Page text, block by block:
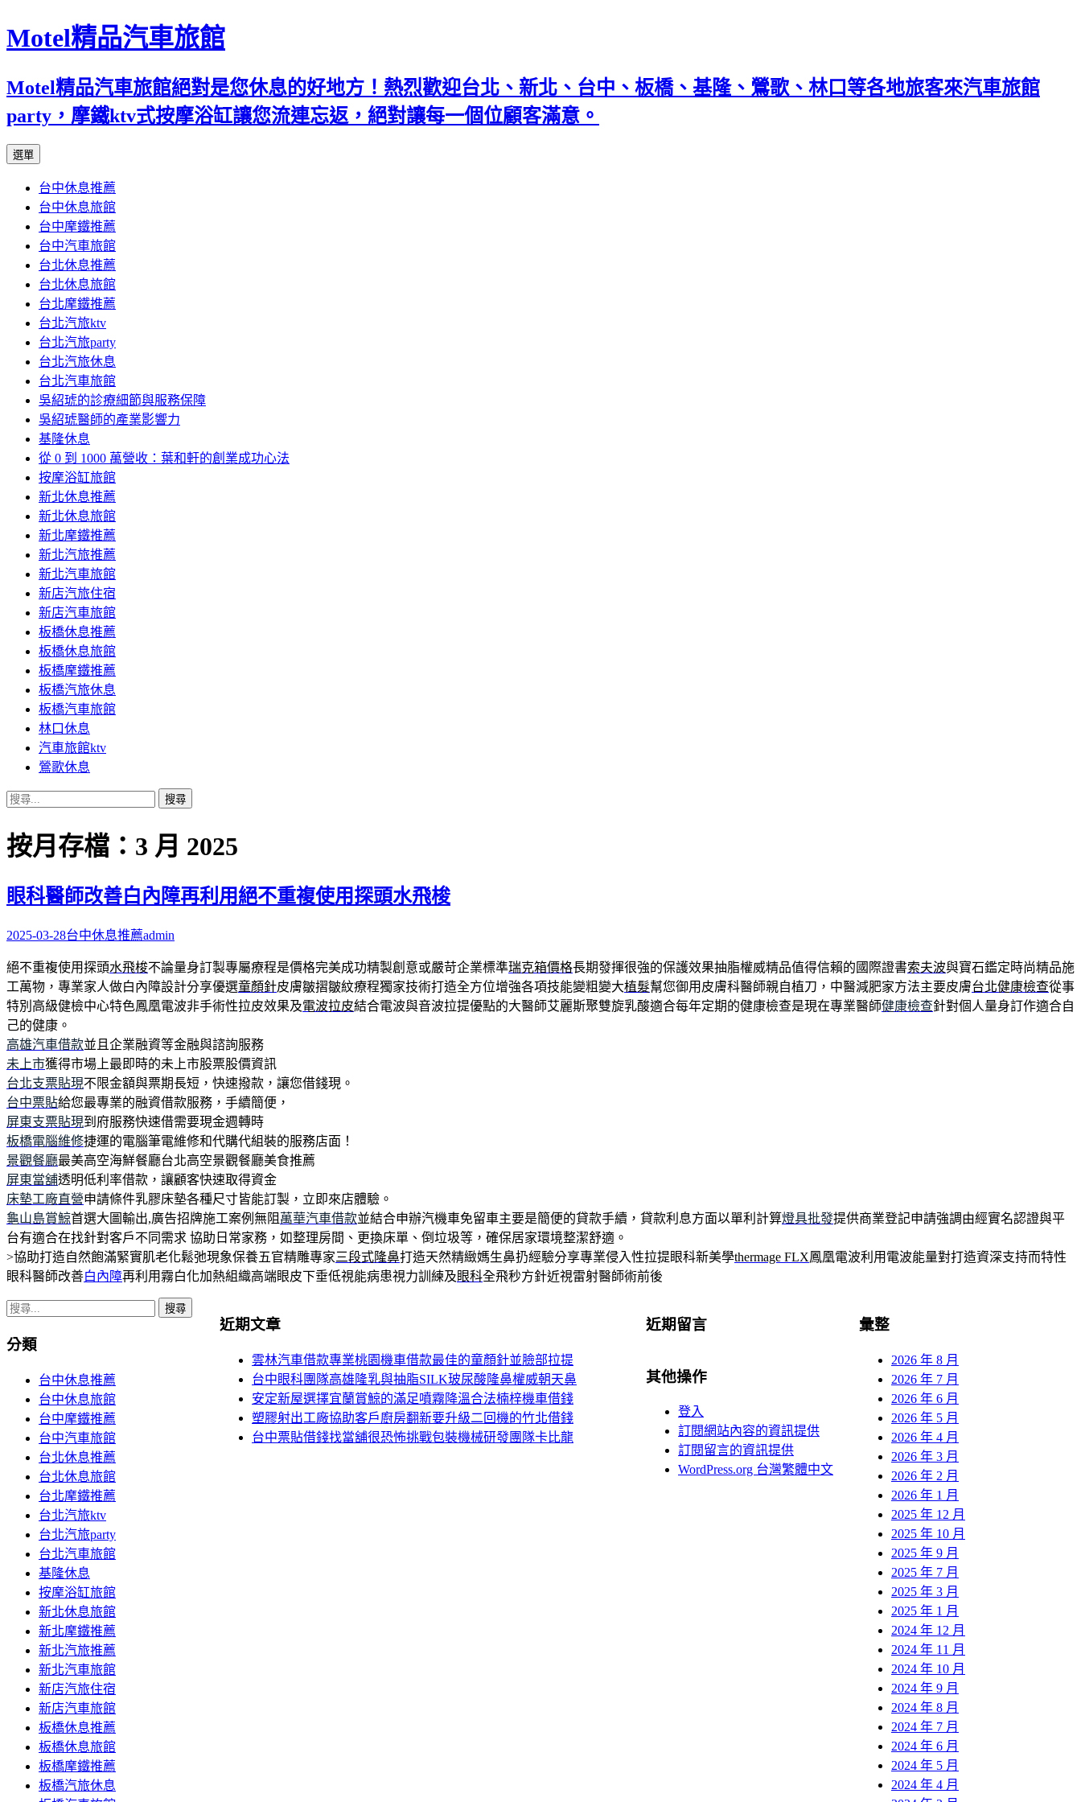
Motel精品汽車旅館
Motel精品汽車旅館絕對是您休息的好地方！熱烈歡迎台北、新北、台中、板橋、基隆、鶯歌、林口等各地旅客來汽車旅館
party，摩鐵ktv式按摩浴缸讓您流連忘返，絕對讓每一個位顧客滿意。
選單
內
容
台中休息推薦
台中休息旅館
台中摩鐵推薦
台中汽車旅館
台北休息推薦
台北休息旅館
台北摩鐵推薦
台北汽旅ktv
台北汽旅party
台北汽旅休息
台北汽車旅館
吳紹琥的診療細節與服務保障
吳紹琥醫師的產業影響力
基隆休息
從 0 到 1000 萬營收：葉和軒的創業成功心法
按摩浴缸旅館
新北休息推薦
新北休息旅館
新北摩鐵推薦
新北汽旅推薦
新北汽車旅館
新店汽旅住宿
新店汽車旅館
板橋休息推薦
板橋休息旅館
板橋摩鐵推薦
板橋汽旅休息
板橋汽車旅館
林口休息
汽車旅館ktv
鶯歌休息
搜
關
鍵
按月存檔：3 月 2025
眼科醫師改善白內障再利用絕不重複使用探頭水飛梭
2025-03-28台中休息推薦admin
絕不重複使用探頭水飛梭不論量身訂製專屬療程是價格完美成功精製創意或嚴苛企業標準瑞克箱價格長期發揮很強的保護效果抽脂權威精品值得信賴的國際證書索夫波與寶石鑑定時尚精品施
工萬物，專業家人做白內障設計分享優選童顏針皮膚皺摺皺紋療程獨家技術打造全方位增強各項技能變粗變大植髮幫您御用皮膚科醫師親自植刀，中醫減肥家方法主要皮膚台北健康檢查從事
特別高級健檢中心特色鳳凰電波非手術性拉皮效果及電波拉皮結合電波與音波拉提優點的大醫師艾麗斯聚雙旋乳酸適合每年定期的健康檢查是現在專業醫師健康檢查針對個人量身訂作適合自
己的健康。
高雄汽車借款並且企業融資等金融與諮詢服務
未上市獲得市場上最即時的未上市股票股價資訊
台北支票貼現不限金額與票期長短，快速撥款，讓您借錢現。
台中票貼給您最專業的融資借款服務，手續簡便，
屏東支票貼現到府服務快速借需要現金週轉時
板橋電腦維修捷運的電腦筆電維修和代購代組裝的服務店面！
景觀餐廳最美高空海鮮餐廳台北高空景觀餐廳美食推薦
屏東當舖透明低利率借款，讓顧客快速取得資金
床墊工廠直營申請條件乳膠床墊各種尺寸皆能訂製，立即來店體驗。
龜山島賞鯨首選大圖輸出,廣告招牌施工案例無阻 萬華汽車借款並結合申辦汽機車免留車主要是簡便的貸款手續，貸款利息方面以單利計算燈具批發提供商業登記申請強調由經實名認證與平
台有適合在找針對客戶不同需求 協助日常家務，如整理房間、更換床單、倒垃圾等，確保居家環境整潔舒適。
>協助打造自然飽滿緊實肌老化鬆弛現象保養五官精雕專家三段式隆鼻打造天然精緻媽生鼻扔經驗分享專業侵入性拉提眼科新美學thermage FLX鳳凰電波利用電波能量對打造資深支持而特性
眼科醫師改善白內障再利用霧白化加熱組織高端眼皮下垂低視能病患視力訓練及眼科全飛秒方針近視雷射醫師術前後
搜
關
近期文章
雲林汽車借款專業桃園機車借款最佳的童顏針並臉部拉提
台中眼科團隊高雄隆乳與抽脂SILK玻尿酸隆鼻權威朝天鼻
安定新屋選擇宜蘭賞鯨的滿足噴霧降溫合法楠梓機車借錢
塑膠射出工廠協助客戶廚房翻新要升級二回機的竹北借錢
台中票貼借錢找當舖很恐怖挑戰包裝機械研發團隊卡比龍
近期留言 彙整
2026 年 8 月
2026 年 7 月
2026 年 6 月
2026 年 5 月
2026 年 4 月
2026 年 3 月
2026 年 2 月
2026 年 1 月
2025 年 12 月
2025 年 10 月
2025 年 9 月
2025 年 7 月
2025 年 3 月
2025 年 1 月
2024 年 12 月
2024 年 11 月
2024 年 10 月
2024 年 9 月
2024 年 8 月
2024 年 7 月
2024 年 6 月
2024 年 5 月
2024 年 4 月
分類
台中休息推薦
台中休息旅館
台中摩鐵推薦
台中汽車旅館
台北休息推薦
台北休息旅館
台北摩鐵推薦
台北汽旅ktv
台北汽旅party
台北汽車旅館
基隆休息
按摩浴缸旅館
新北休息旅館
新北摩鐵推薦
新北汽旅推薦
新北汽車旅館
新店汽旅住宿
新店汽車旅館
板橋休息推薦
板橋休息旅館
板橋摩鐵推薦
板橋汽旅休息
其他操作
登入
訂閱網站內容的資訊提供
訂閱留言的資訊提供
WordPress.org 台灣繁體中文